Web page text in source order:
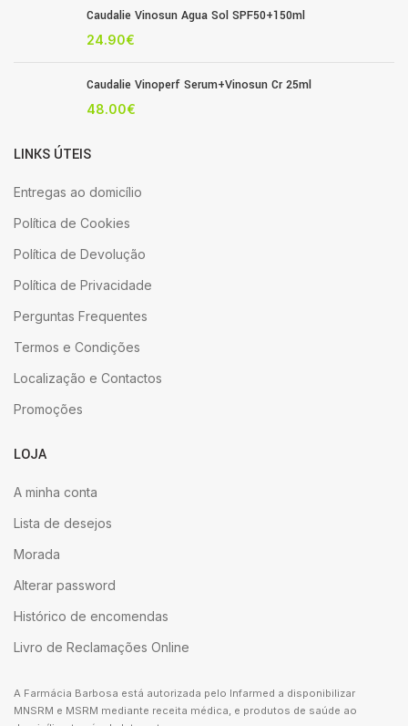
Caudalie Vinosun Agua Sol SPF50+150ml
24.90€
Caudalie Vinoperf Serum+Vinosun Cr 25ml
48.00€
LINKS ÚTEIS
Entregas ao domicílio
Política de Cookies
Política de Devolução
Política de Privacidade
Perguntas Frequentes
Termos e Condições
Localização e Contactos
Promoções
LOJA
A minha conta
Lista de desejos
Morada
Alterar password
Histórico de encomendas
Livro de Reclamações Online
A Farmácia Barbosa está autorizada pelo Infarmed a disponibilizar
MNSRM e MSRM mediante receita médica, e produtos de saúde ao